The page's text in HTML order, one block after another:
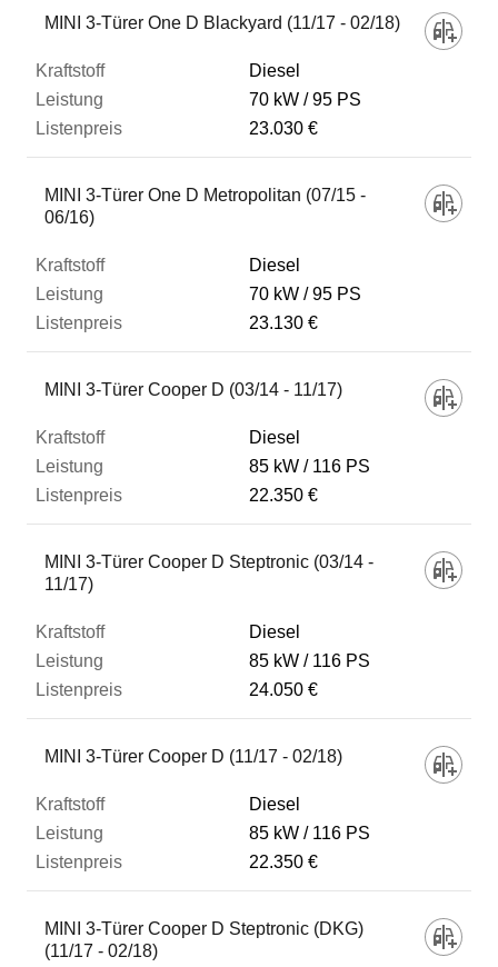
MINI 3-Türer One D Blackyard (11/17 - 02/18)
Diesel
70 kW
95 PS
23.030 €
MINI 3-Türer One D Metropolitan (07/15 -
06/16)
Diesel
70 kW
95 PS
23.130 €
MINI 3-Türer Cooper D (03/14 - 11/17)
Diesel
85 kW
116 PS
22.350 €
MINI 3-Türer Cooper D Steptronic (03/14 -
11/17)
Diesel
85 kW
116 PS
24.050 €
MINI 3-Türer Cooper D (11/17 - 02/18)
Diesel
85 kW
116 PS
22.350 €
MINI 3-Türer Cooper D Steptronic (DKG)
(11/17 - 02/18)